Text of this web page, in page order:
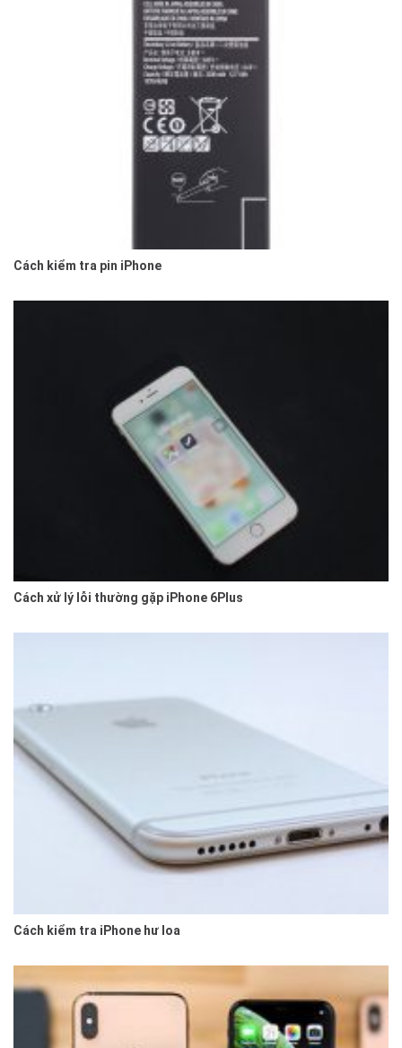
Cách kiểm tra pin iPhone
Cách xử lý lỗi thường gặp iPhone 6Plus
Cách kiểm tra iPhone hư loa